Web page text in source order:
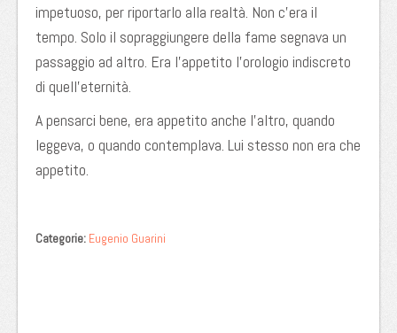
impetuoso, per riportarlo alla realtà. Non c’era il
tempo. Solo il sopraggiungere della fame segnava un
passaggio ad altro. Era l’appetito l’orologio indiscreto
di quell’eternità.
A pensarci bene, era appetito anche l’altro, quando
leggeva, o quando contemplava. Lui stesso non era che
appetito.
Categorie: Eugenio Guarini